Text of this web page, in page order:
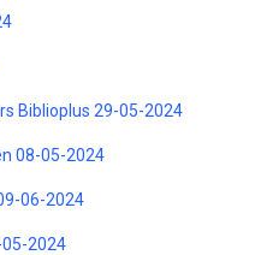
Biblioplus 29-05-2024
08-05-2024
06-2024
2024